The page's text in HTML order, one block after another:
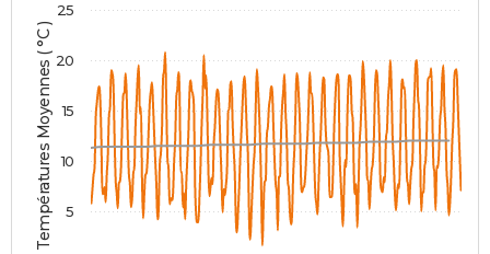
Alimentation
Guide de la santé
Maladies
Médicaments
Sommeil
VOYAGE
Destinations
City break
Voyage nature
Voyage de noces
Forum
Climat
PHOTO
GUIDES D'ACHAT
BONS PLANS
CARTE DE VOEUX
Températures Moyennes ( °C ) 5
10
15
20
25